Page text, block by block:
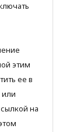
этим
ее в
на